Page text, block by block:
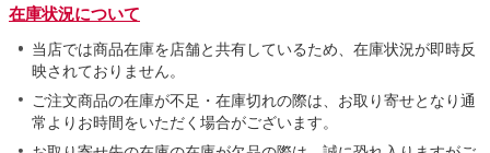
在庫状況について
当店では商品在庫を店舗と共有しているため、在庫状況が即時反
映されておりません。
ご注文商品の在庫が不足・在庫切れの際は、お取り寄せとなり通
常よりお時間をいただく場合がございます。